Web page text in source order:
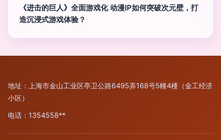
《进击的巨人》全面游戏化 动漫IP如何突破次元壁，打
造沉浸式游戏体验？
地址：上海市金山工业区亭卫公路6495弄168号5幢4楼（金工经济
小区）
电话：1354558**